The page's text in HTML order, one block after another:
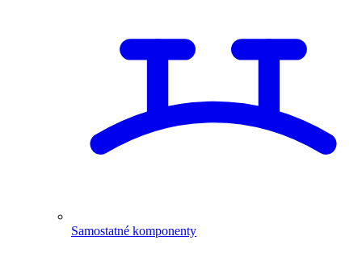
Samostatné komponenty